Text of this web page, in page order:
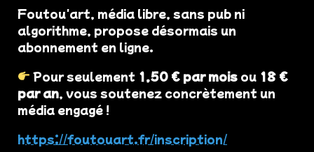
Foutou'art, média libre, sans pub ni
algorithme, propose désormais un
abonnement en ligne.
Pour seulement 1,50 € par mois ou 18 €
par an, vous soutenez concrètement un
média engagé !
https://foutouart.fr/inscription/